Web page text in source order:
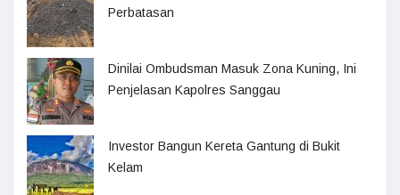
Perbatasan
Dinilai Ombudsman Masuk Zona Kuning, Ini
Penjelasan Kapolres Sanggau
Investor Bangun Kereta Gantung di Bukit
Kelam